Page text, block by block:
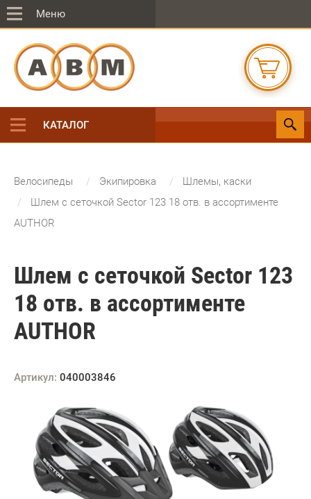
Меню
КАТАЛОГ
Велосипеды Экипировка
Шлемы, каски
Шлем с сеточкой Sector 123 18 отв. в ассортименте
AUTHOR
Шлем с сеточкой Sector 123
18 отв. в ассортименте
AUTHOR
Артикул: 040003846